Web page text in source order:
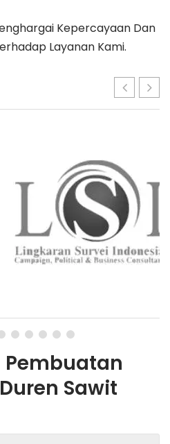
Kepercayaan Dan
Layanan Kami.
Pembuatan
Sawit